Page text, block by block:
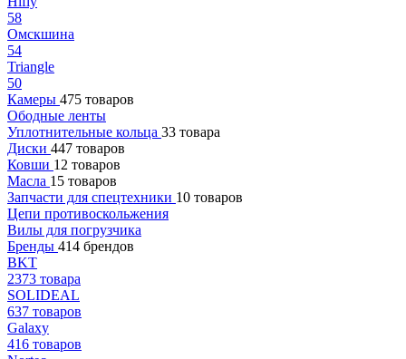
58
Омскшина
54
Triangle
50
Камеры 475 товаров
Ободные ленты
Уплотнительные кольца 33 товара
Диски 447 товаров
Ковши 12 товаров
Масла 15 товаров
Запчасти для спецтехники 10 товаров
Цепи противоскольжения
Вилы для погрузчика
Бренды 414 брендов
BKT
2373 товара
SOLIDEAL
637 товаров
Galaxy
416 товаров